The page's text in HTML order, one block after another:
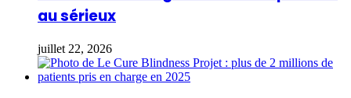
au sérieux
juillet 22, 2026